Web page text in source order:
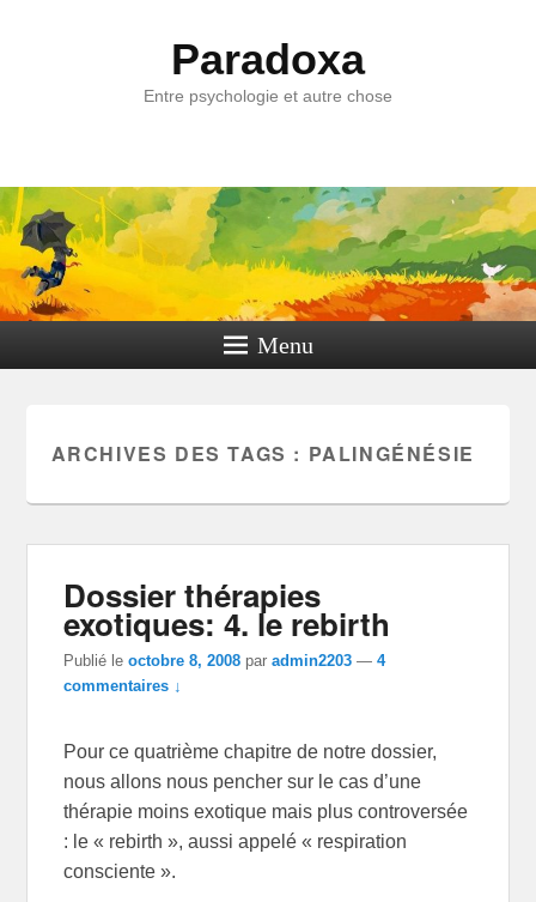
Paradoxa
Entre psychologie et autre chose
Menu
ARCHIVES DES TAGS : PALINGÉNÉSIE
Dossier thérapies
exotiques: 4. le rebirth
Publié leoctobre 8, 2008 paradmin2203 —4
commentaires ↓
Pour ce quatrième chapitre de notre dossier,
nous allons nous pencher sur le cas d’une
thérapie moins exotique mais plus controversée
: le « rebirth », aussi appelé « respiration
consciente ».